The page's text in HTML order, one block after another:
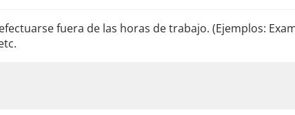
fuera de las horas de trabajo. (Ejemplos: